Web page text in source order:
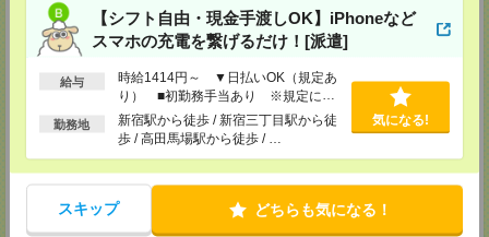
【シフト自由・現金手渡しOK】iPhoneなど
スマホの充電を繋げるだけ！[派遣]
給与
時給1414円～ ▼日払いOK（規定あ
り） ■初勤務手当あり ※規定によ
る
勤務地
新宿駅から徒歩 / 新宿三丁目駅から徒
歩 / 高田馬場駅から徒歩 / …
気になる!
スキップ どちらも気になる！
CS大宮支店
〒330-0854 埼玉県さいたま市大宮区桜木町 1-10-16 シーノ大宮ノース
ウイング 9階
MAIL：CS_OMIYA@manpowergroup.jp
CS高崎支店
MAIL：
CS_TAKASAKI@manpowergroup.jp
担当：採用担当
CS宇都宮支店